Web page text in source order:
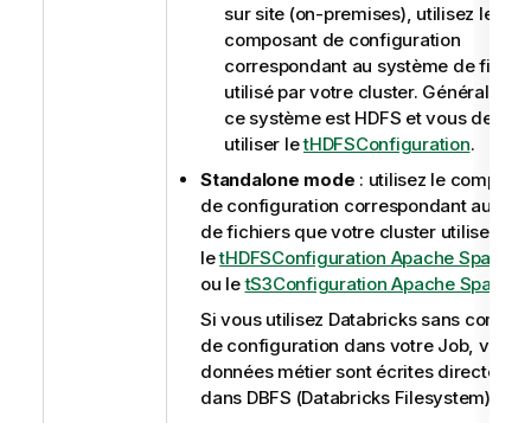
sur site (on-premises), utilisez le
composant de configuration
correspondant au système de
utilisé par votre cluster.
ce système est HDFS et vous devez
utiliser letHDFSConfiguration.
Standalone mode : utilisez le
de configuration correspondant au
de fichiers que votre cluster utilise,
letHDFSConfiguration Apache Spark
ou letS3Configuration Apache Spark
Si vous utilisez Databricks sans
de configuration dans votre Job, vos
données métier sont écrites
dans DBFS (Databricks Filesystem).